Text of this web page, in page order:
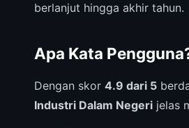
berlanjut hingga akhir tahun.
Apa Kata
Dengan skor 4.9 dari 5
Industri Dalam Negeri jelas